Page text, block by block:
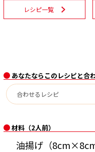
レシピ一覧
あなたならこのレシピと合
材料（2人前）
油揚げ（8cm×8cm